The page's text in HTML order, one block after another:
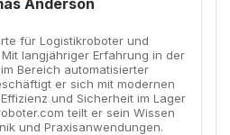
für Logistikroboter und
langjähriger Erfahrung in der
Bereich automatisierter
er sich mit modernen
und Sicherheit im Lager
teilt er sein Wissen
und Praxisanwendungen.